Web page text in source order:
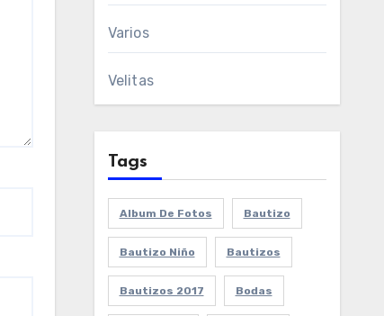
Varios
Velitas
Tags
Album De Fotos Bautizo
Bautizo Niño Bautizos
Bautizos 2017 Bodas